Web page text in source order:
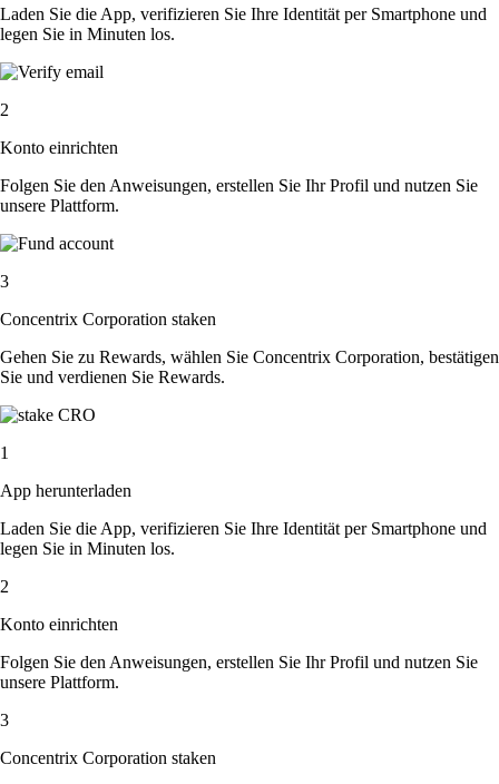
Laden Sie die App, verifizieren Sie Ihre Identität per Smartphone und
legen Sie in Minuten los.
2
Konto einrichten
Folgen Sie den Anweisungen, erstellen Sie Ihr Profil und nutzen Sie
unsere Plattform.
3
Concentrix Corporation staken
Gehen Sie zu Rewards, wählen Sie Concentrix Corporation, bestätigen
Sie und verdienen Sie Rewards.
1
App herunterladen
Laden Sie die App, verifizieren Sie Ihre Identität per Smartphone und
legen Sie in Minuten los.
2
Konto einrichten
Folgen Sie den Anweisungen, erstellen Sie Ihr Profil und nutzen Sie
unsere Plattform.
3
Concentrix Corporation staken